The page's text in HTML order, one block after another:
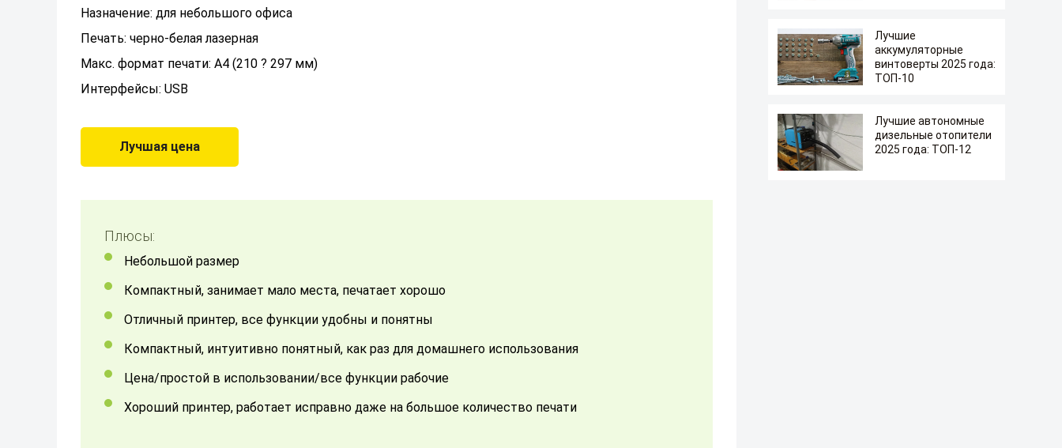
Назначение: для небольшого офиса
Печать: черно-белая лазерная
Макс. формат печати: A4 (210 ? 297 мм)
Интерфейсы: USB
Лучшая цена
Плюсы:
небольшой размер
компактный, занимает мало места, печатает хорошо
Отличный принтер, все функции удобны и понятны
компактный, интуитивно понятный, как раз для домашнего использования
Цена/простой в использовании/все функции рабочие
хороший принтер, работает исправно даже на большое количество печати
Лучшие
аккумуляторные
винтоверты 2025 года:
ТОП-10
Лучшие автономные
дизельные отопители
2025 года: ТОП-12